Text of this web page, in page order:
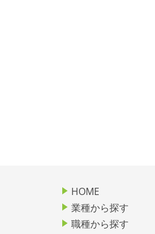
HOME
業種から探す
職種から探す